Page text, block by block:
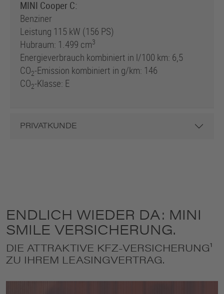
MINI Cooper C:
Benziner
Leistung 115 kW (156 PS)
Hubraum: 1.499 cm3
Energieverbrauch kombiniert in l/100 km: 6,5
CO2-Emission kombiniert in g/km: 146
CO2-Klasse: E
PRIVATKUNDE
ENDLICH WIEDER DA: MINI
SMILE VERSICHERUNG.
DIE ATTRAKTIVE KFZ-VERSICHERUNG¹
ZU IHREM LEASINGVERTRAG.